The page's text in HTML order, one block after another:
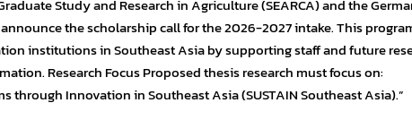
Study and Research in Agriculture (SEARCA) and the
the scholarship call for the 2026-2027 intake. This
institutions in Southeast Asia by supporting staff and future
Research Focus Proposed thesis research must focus on:
through Innovation in Southeast Asia (SUSTAIN Southeast Asia).”